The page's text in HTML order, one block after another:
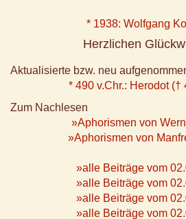
* 1938: Wolfgang
Herzlichen
Aktualisierte bzw. neu
* 490 v.Chr.: Herodot (†
Zum Nachlesen
»Aphorismen von
»Aphorismen von
»alle Beiträge vom
»alle Beiträge vom
»alle Beiträge vom
»alle Beiträge vom